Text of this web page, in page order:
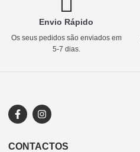
Envio Rápido
Os seus pedidos são enviados em
5-7 dias.
CONTACTOS